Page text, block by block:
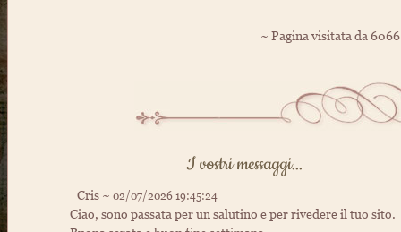
~ 20/01/2024 22:57:04
una grande risorsa web e capire come utilizzarli
utile, spero ^_^ ho provato ad utilizzare
fanno per me i cms, preferisco un sito
~ 19/01/2024 16:27:52
I nostri adorati iframe... :) Complimenti per la
come hai descritto i vari passaggi, sei stata
~ Pagina visitata da
I vostri messaggi...
Cris ~ 02/07/2026 19:45:24
Ciao, sono passata per un salutino e per rivedere il tuo sito.